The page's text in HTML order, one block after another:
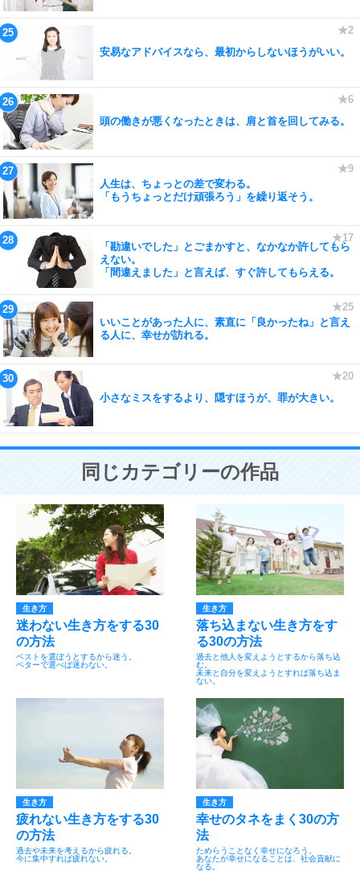
安易なアドバイスなら、最初からしないほうがいい。
頭の働きが悪くなったときは、肩と首を回してみる。
人生は、ちょっとの差で変わる。
「もうちょっとだけ頑張ろう」を繰り返そう。
「勘違いでした」とごまかすと、なかなか許してもら
えない。
「間違えました」と言えば、すぐ許してもらえる。
いいことがあった人に、素直に「良かったね」と言え
る人に、幸せが訪れる。
小さなミスをするより、隠すほうが、罪が大きい。
同じカテゴリーの作品
生き方
迷わない生き方をする30
の方法
ベストを選ぼうとするから迷う。
ベターで選べば迷わない。
生き方
落ち込まない生き方をす
る30の方法
過去と他人を変えようとするから落ち込
む。
未来と自分を変えようとすれば落ち込ま
ない。
生き方
疲れない生き方をする30
の方法
過去や未来を考えるから疲れる。
今に集中すれば疲れない。
生き方
幸せのタネをまく30の方
法
ためらうことなく幸せになろう。
あなたが幸せになることは、社会貢献に
なる。